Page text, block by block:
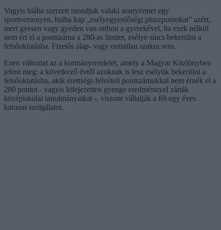
Vagyis hiába szerzett mondjuk valaki aranyérmet egy
sportversenyen, hiába kap „esélyegyenlőségi pluszpontokat” azért,
mert gyesen vagy gyeden van otthon a gyerekével, ha ezek nélkül
nem éri el a pontszáma a 280-as limitet, esélye sincs bekerülni a
felsőoktatásba. Fizetős alap- vagy osztatlan szakra sem.
Ezen változtat az a kormányrendelet, amely a Magyar Közlönyben
jelent meg: a következő évtől azoknak is lesz esélyük bekerülni a
felsőoktatásba, akik érettségi-felvételi pontszámukkal nem érnék el a
280 pontot - vagyis kifejezetten gyenge eredménnyel zárták
középiskolai tanulmányaikat -, viszont vállalják a fél-egy éves
katonai szolgálatot.